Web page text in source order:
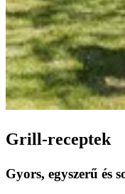
Grill-receptek
Gyors, egyszerű és